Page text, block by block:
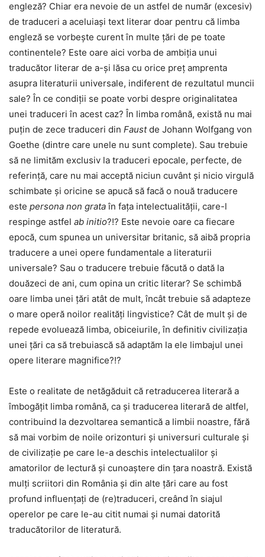
engleză? Chiar era nevoie de un astfel de număr (excesiv)
de traduceri a aceluiași text literar doar pentru că limba
engleză se vorbește curent în multe țări de pe toate
continentele? Este oare aici vorba de ambiția unui
traducător literar de a-și lăsa cu orice preț amprenta
asupra literaturii universale, indiferent de rezultatul muncii
sale? În ce condiții se poate vorbi despre originalitatea
unei traduceri în acest caz? În limba română, există nu mai
puțin de zece traduceri din Faustde Johann Wolfgang von
Goethe (dintre care unele nu sunt complete). Sau trebuie
să ne limităm exclusiv la traduceri epocale, perfecte, de
referință, care nu mai acceptă niciun cuvânt și nicio virgulă
schimbate și oricine se apucă să facă o nouă traducere
este persona non grataîn fața intelectualității, care-l
respinge astfel ab initio?!? Este nevoie oare ca fiecare
epocă, cum spunea un universitar britanic, să aibă propria
traducere a unei opere fundamentale a literaturii
universale? Sau o traducere trebuie făcută o dată la
douăzeci de ani, cum opina un critic literar? Se schimbă
oare limba unei țări atât de mult, încât trebuie să adapteze
o mare operă noilor realități lingvistice? Cât de mult și de
repede evoluează limba, obiceiurile, în definitiv civilizația
unei țări ca să trebuiască să adaptăm la ele limbajul unei
opere literare magnifice?!?
Este o realitate de netăgăduit că retraducerea literară a
îmbogățit limba română, ca și traducerea literară de altfel,
contribuind la dezvoltarea semantică a limbii noastre, fără
să mai vorbim de noile orizonturi și universuri culturale și
de civilizație pe care le-a deschis intelectualilor și
amatorilor de lectură și cunoaștere din țara noastră. Există
mulți scriitori din România și din alte țări care au fost
profund influențați de (re)traduceri, creând în siajul
operelor pe care le-au citit numai și numai datorită
traducătorilor de literatură.